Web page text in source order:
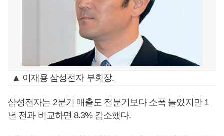
▲ 이재용 삼성전자 부회장.
삼성전자는 2분기 매출도 전분기보다 소폭 늘었지만 1
년 전과 비교하면 8.3% 감소했다.